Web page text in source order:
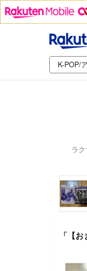
ラク
「【